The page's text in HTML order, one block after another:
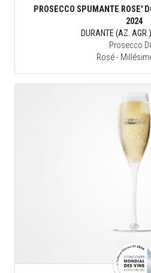
PROSECCO SPUMANTE ROSE'
2024
DURANTE (AZ.
Prosecco
Rosé-